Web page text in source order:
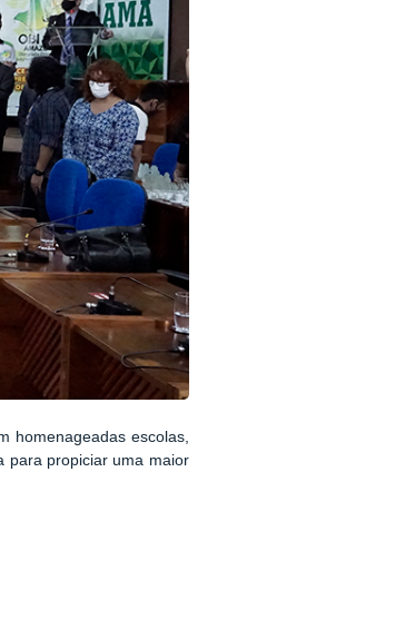
homenageadas escolas,
para propiciar uma maior